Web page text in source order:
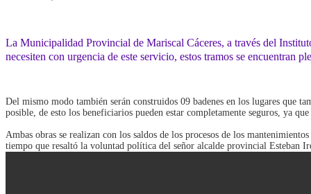
La Municipalidad Provincial de Mariscal Cáceres, a través del
necesiten con urgencia de este servicio, estos tramos se encuentran
Del mismo modo también serán construidos 09 badenes en los lugares que
posible, de esto los beneficiarios pueden estar completamente seguros, ya
Ambas obras se realizan con los saldos de los procesos de los
tiempo que resaltó la voluntad política del señor alcalde provincial Esteban